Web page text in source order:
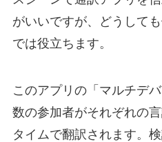
がいいですが、どうして
では役立ちます。
このアプリの「マルチデ
数の参加者がそれぞれの
タイムで翻訳されます。